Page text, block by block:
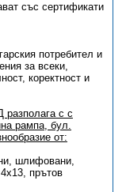
със сертификати
потребител и
за всеки,
коректност и
с с
рампа, бул.
от:
шлифовани,
прътов